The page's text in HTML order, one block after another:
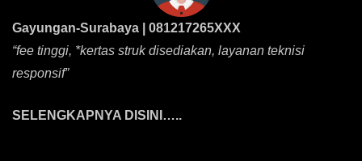
Gayungan-Surabaya | 081217265XXX
“fee tinggi, *kertas struk disediakan, layanan teknisi
responsif”
SELENGKAPNYA DISINI…..